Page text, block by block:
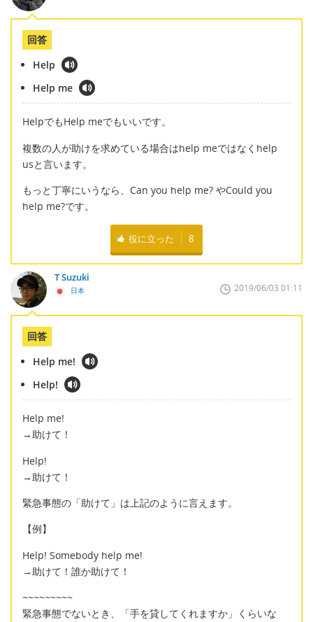
回答
Help
Help me
HelpでもHelp meでもいいです。
複数の人が助けを求めている場合はhelp meではなくhelp
usと言います。
もっと丁寧にいうなら、Can you help me? やCould you
help me?です。
役に立った 8
T Suzuki
日本 2019/06/03 01:11
回答
Help me!
Help!
Help me!
→助けて！
Help!
→助けて！
緊急事態の「助けて」は上記のように言えます。
【例】
Help! Somebody help me!
→助けて！誰か助けて！
~~~~~~~~~
緊急事態でないとき、「手を貸してくれますか」くらいな